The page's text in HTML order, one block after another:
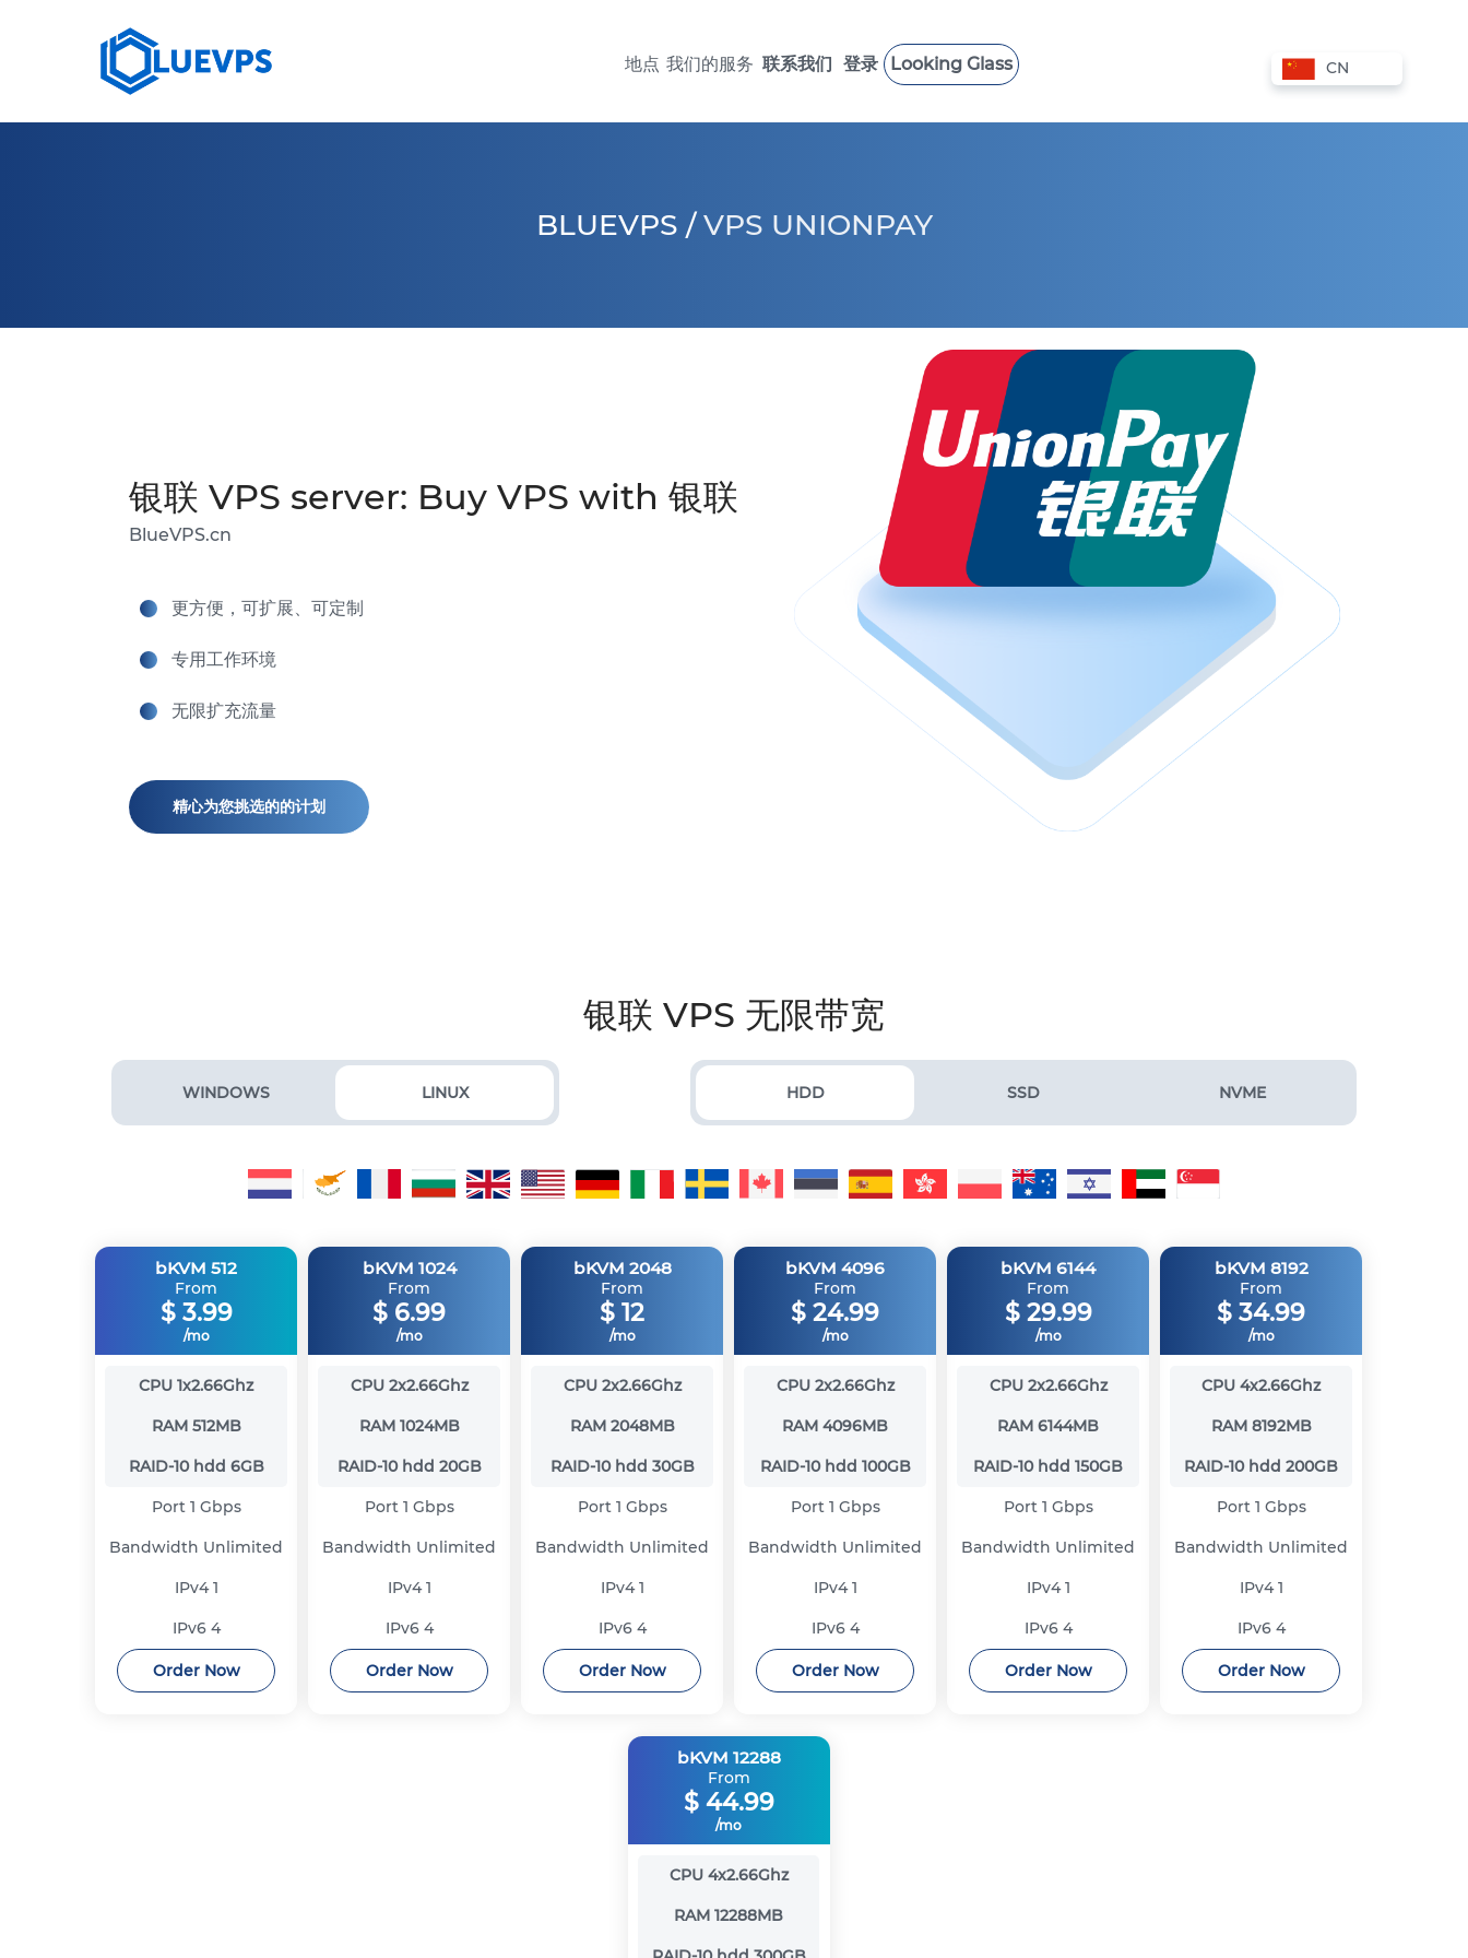
地点 我们的服务 联系我们 登录 Looking Glass CN
BLUEVPS /VPS UNIONPAY
银联 VPS server: Buy VPS with 银联
BlueVPS.cn
更方便，可扩展、可定制
专用工作环境
无限扩充流量
精心为您挑选的的计划
银联 VPS 无限带宽
WINDOWS LINUX HDD SSD NVME
bKVM 512
From
$ 3.99
/mo
CPU 1x2.66Ghz
RAM 512MB
RAID-10 hdd 6GB
Port 1 Gbps
Bandwidth Unlimited
IPv41
IPv6 4
Order Now
bKVM 1024
From
$ 6.99
/mo
CPU 2x2.66Ghz
RAM 1024MB
RAID-10 hdd 20GB
Port 1 Gbps
Bandwidth Unlimited
IPv41
IPv6 4
Order Now
bKVM 2048
From
$ 12
/mo
CPU 2x2.66Ghz
RAM 2048MB
RAID-10 hdd 30GB
Port 1 Gbps
Bandwidth Unlimited
IPv41
IPv6 4
Order Now
bKVM 4096
From
$ 24.99
/mo
CPU 2x2.66Ghz
RAM 4096MB
RAID-10 hdd 100GB
Port 1 Gbps
Bandwidth Unlimited
IPv41
IPv6 4
Order Now
bKVM 6144
From
$ 29.99
/mo
CPU 2x2.66Ghz
RAM 6144MB
RAID-10 hdd 150GB
Port 1 Gbps
Bandwidth Unlimited
IPv41
IPv6 4
Order Now
bKVM 8192
From
$ 34.99
/mo
CPU 4x2.66Ghz
RAM 8192MB
RAID-10 hdd 200GB
Port 1 Gbps
Bandwidth Unlimited
IPv41
IPv6 4
Order Now
bKVM 12288
From
$ 44.99
/mo
CPU 4x2.66Ghz
RAM 12288MB